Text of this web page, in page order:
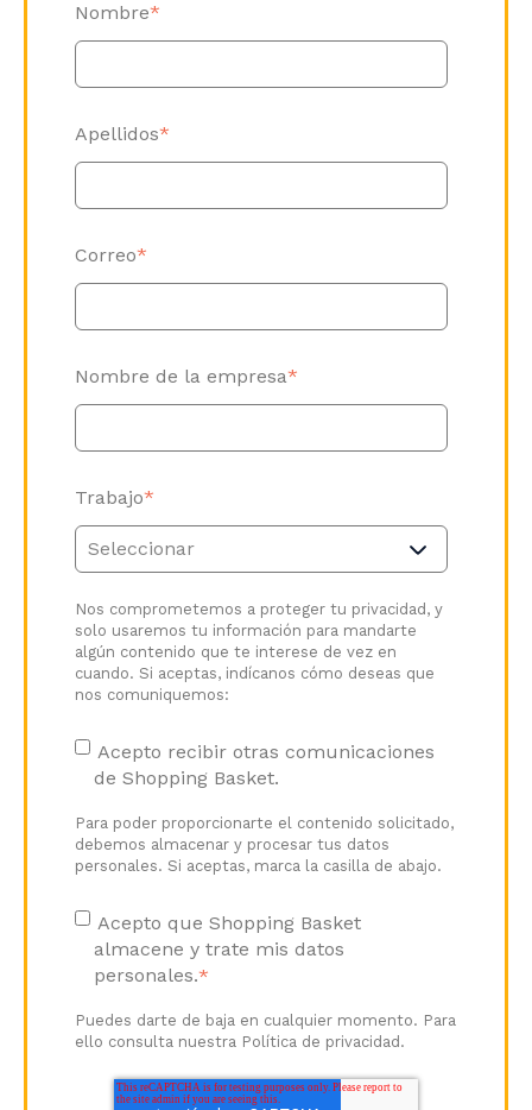
Nombre*
Apellidos*
Correo*
Nombre de la empresa*
Trabajo*
Nos comprometemos a proteger tu privacidad, y
solo usaremos tu información para mandarte
algún contenido que te interese de vez en
cuando. Si aceptas, indícanos cómo deseas que
nos comuniquemos:
Acepto recibir otras comunicaciones
de Shopping Basket.
Para poder proporcionarte el contenido solicitado,
debemos almacenar y procesar tus datos
personales. Si aceptas, marca la casilla de abajo.
Acepto que Shopping Basket
almacene y trate mis datos
personales.*
Puedes darte de baja en cualquier momento. Para
ello consulta nuestra Política de privacidad.